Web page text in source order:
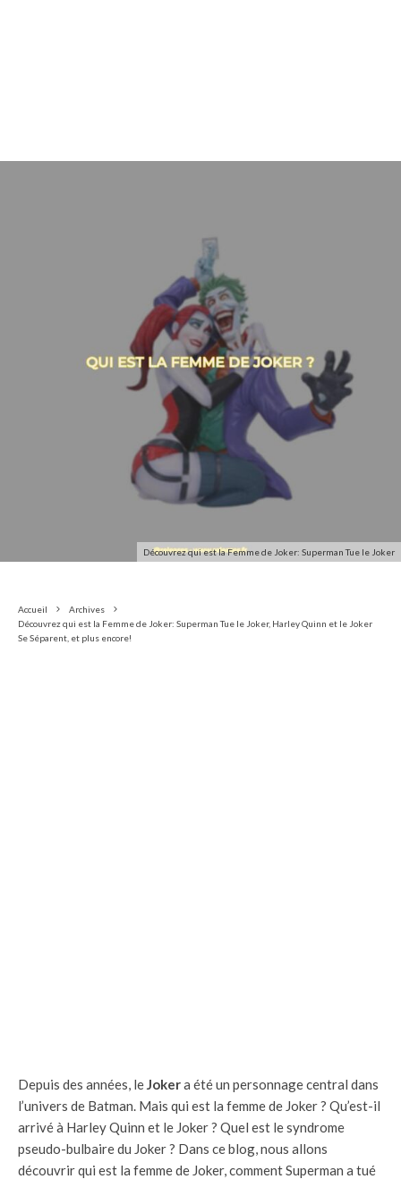
Découvrez qui est la Femme de Joker: Superman Tue le Joker
Accueil
Archives
Découvrez qui est la Femme de Joker: Superman Tue le Joker, Harley Quinn et le Joker
Se Séparent, et plus encore!
Depuis des années, leJokera été un personnage central dans
l’univers de Batman. Mais qui est la femme de Joker ? Qu’est-il
arrivé à Harley Quinn et le Joker ? Quel est le syndrome
pseudo-bulbaire du Joker ? Dans ce blog, nous allons
découvrir qui est la femme de Joker, comment Superman a tué